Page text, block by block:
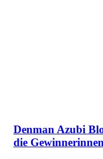
Denman Azubi
die